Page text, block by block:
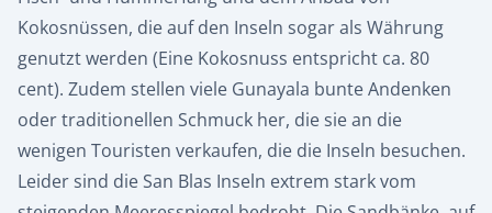
Kokosnüssen, die auf den Inseln sogar als Währung
genutzt werden (Eine Kokosnuss entspricht ca. 80
cent). Zudem stellen viele Gunayala bunte Andenken
oder traditionellen Schmuck her, die sie an die
wenigen Touristen verkaufen, die die Inseln besuchen.
Leider sind die San Blas Inseln extrem stark vom